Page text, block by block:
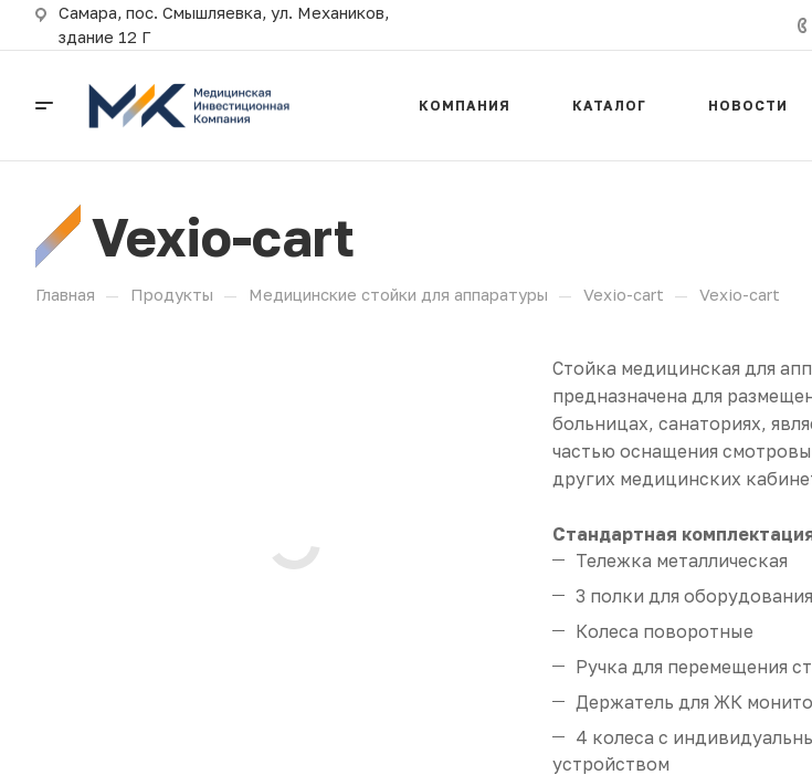
Самара, пос. Смышляевка, ул. Механиков,
здание 12 Г
КОМПАНИЯ КАТАЛОГ НОВОСТИ
Vexio-cart
Главная — Продукты — Медицинские стойки для аппаратуры — Vexio-cart — Vexio-cart
Стойка медицинская для
предназначена для
больницах, санаториях,
частью оснащения
других медицинских
Стандартная
Тележка металлическая
3 полки для оборудования
Колеса поворотные
Ручка для перемещения
Держатель для ЖК
4 колеса с
устройством